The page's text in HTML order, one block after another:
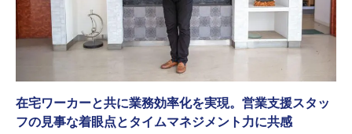
在宅ワーカーと共に業務効率化を実現。営業支援スタッ
フの見事な着眼点とタイムマネジメント力に共感